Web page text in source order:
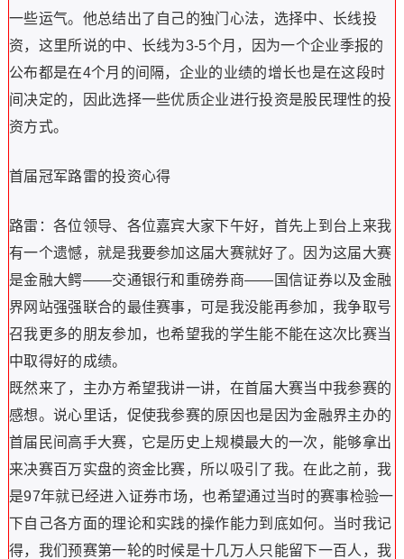
一些运气。他总结出了自己的独门心法，选择中、长线投
资，这里所说的中、长线为3-5个月，因为一个企业季报的
公布都是在4个月的间隔，企业的业绩的增长也是在这段时
间决定的，因此选择一些优质企业进行投资是股民理性的投
资方式。
首届冠军路雷的投资心得
路雷：各位领导、各位嘉宾大家下午好，首先上到台上来我
有一个遗憾，就是我要参加这届大赛就好了。因为这届大赛
是金融大鳄——交通银行和重磅券商——国信证券以及金融
界网站强强联合的最佳赛事，可是我没能再参加，我争取号
召我更多的朋友参加，也希望我的学生能不能在这次比赛当
中取得好的成绩。
既然来了，主办方希望我讲一讲，在首届大赛当中我参赛的
感想。说心里话，促使我参赛的原因也是因为金融界主办的
首届民间高手大赛，它是历史上规模最大的一次，能够拿出
来决赛百万实盘的资金比赛，所以吸引了我。在此之前，我
是97年就已经进入证券市场，也希望通过当时的赛事检验一
下自己各方面的理论和实践的操作能力到底如何。当时我记
得，我们预赛第一轮的时候是十几万人只能留下一百人，我